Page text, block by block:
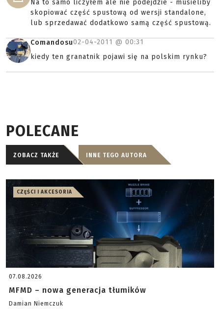
Na to samo liczyłem ale nie podejdzie - musieliby
skopiować część spustową od wersji standalone,
lub sprzedawać dodatkowo samą część spustową.
Comandosu02-04-2011 @ 00:31
kiedy ten granatnik pojawi się na polskim rynku?
POLECANE
ZOBACZ TAKŻE INNE TEGO AUTORA
CZĘŚCI I AKCESORIA
07.08.2026
MFMD – nowa generacja tłumików
Damian Niemczuk